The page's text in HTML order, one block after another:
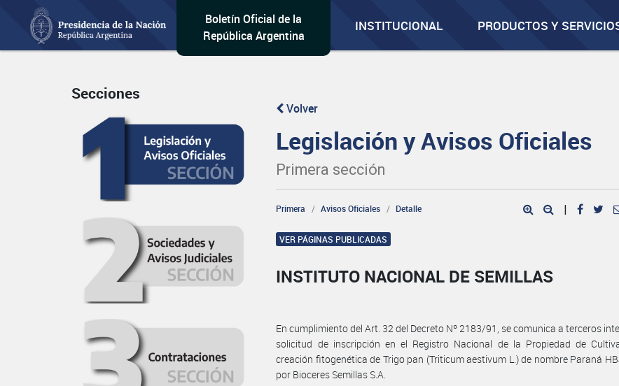
Boletín Oficial de la
República Argentina
INSTITUCIONAL PRODUCTOS Y
Secciones
Volver
Legislación y Avisos Oficiales
Primera sección
Primera Avisos Oficiales Detalle |
VER PÁGINAS PUBLICADAS
INSTITUTO NACIONAL DE SEMILLAS
En cumplimiento del Art. 32 del Decreto Nº 2183/91, se comunica a terceros
solicitud de inscripción en el Registro Nacional de la Propiedad de
creación fitogenética de Trigo pan (Triticum aestivum L.) de nombre Paraná
por Bioceres Semillas S.A.